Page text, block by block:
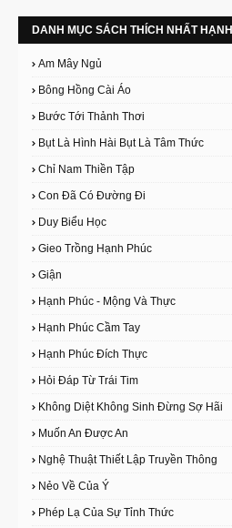
DANH MỤC SÁCH THÍCH NHẤT HẠNH
Am Mây Ngủ
Bông Hồng Cài Áo
Bước Tới Thảnh Thơi
Bụt Là Hình Hài Bụt Là Tâm Thức
Chỉ Nam Thiền Tập
Con Đã Có Đường Đi
Duy Biểu Học
Gieo Trồng Hạnh Phúc
Giận
Hạnh Phúc - Mộng Và Thực
Hạnh Phúc Cầm Tay
Hạnh Phúc Đích Thực
Hỏi Đáp Từ Trái Tim
Không Diệt Không Sinh Đừng Sợ Hãi
Muốn An Được An
Nghệ Thuật Thiết Lập Truyền Thông
Nẻo Về Của Ý
Phép Lạ Của Sự Tỉnh Thức